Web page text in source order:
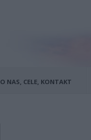
O NAS, CELE, KONTAKT